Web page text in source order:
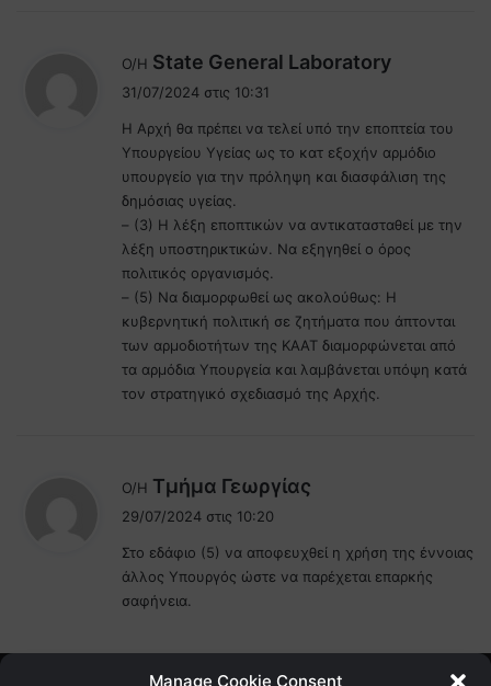
Manage Cookie Consent
Ο/Η State General Laboratory
ι
:
31/07/2024 στις 10:31
Η Αρχή θα πρέπει να τελεί υπό την εποπτεία του
Υπουργείου Υγείας ως το κατ εξοχήν αρμόδιο
υπουργείο για την πρόληψη και διασφάλιση της
δημόσιας υγείας.
– (3) Η λέξη εποπτικών να αντικατασταθεί με την
λέξη υποστηρικτικών. Να εξηγηθεί ο όρος
πολιτικός οργανισμός.
– (5) Να διαμορφωθεί ως ακολούθως: Η
κυβερνητική πολιτική σε ζητήματα που άπτονται
των αρμοδιοτήτων της ΚΑΑΤ διαμορφώνεται από
τα αρμόδια Υπουργεία και λαμβάνεται υπόψη κατά
τον στρατηγικό σχεδιασμό της Αρχής.
Ο/Η Τμήμα Γεωργίας
ι
:
29/07/2024 στις 10:20
Στο εδάφιο (5) να αποφευχθεί η χρήση της έννοιας
άλλος Υπουργός ώστε να παρέχεται επαρκής
σαφήνεια.